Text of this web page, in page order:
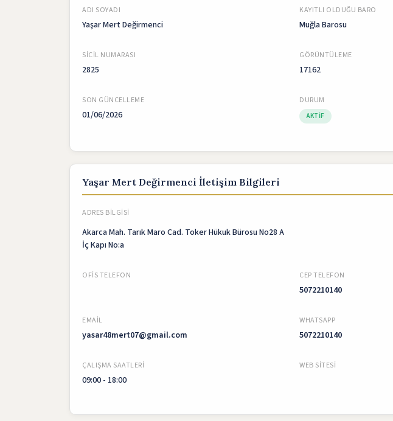
ADI SOYADI
Yaşar Mert Değirmenci
KAYITLI OLDUĞU BARO
Muğla Barosu
SICIL NUMARASI
2825
GÖRÜNTÜLEME
17162
SON GÜNCELLEME
01/06/2026
DURUM
AKTIF
Yaşar Mert Değirmenci İletişim Bilgileri
ADRES BILGISI
Akarca Mah. Tarık Maro Cad. Toker Hükuk Bürosu No28 A
İç Kapı No:a
OFIS TELEFON CEP TELEFON
5072210140
EMAIL
yasar48mert07@gmail.com
WHATSAPP
5072210140
ÇALIŞMA SAATLERI
09:00 - 18:00
WEB SITESI